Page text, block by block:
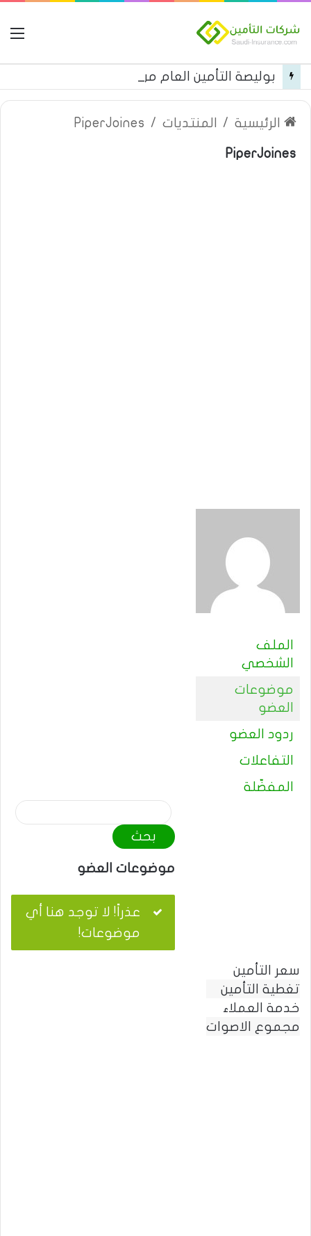
الرئيسية / المنتديات /
PiperJoines
PiperJoines
الملف
الشخصي
موضوعات
العضو
ردود العضو
التفاعلات
المفضّلة
م
و
ا
ض
ع
ب
موضوعات العضو
عذراً! لا توجد هنا أي
موضوعات!
سعر التأمين
تغطية التأمين
خدمة العملاء
مجموع الاصوات